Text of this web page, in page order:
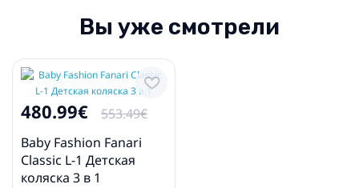
Вы уже смотрели
480.99€
553.49€
Baby Fashion Fanari
Classic L-1 Детская
коляска 3 в 1